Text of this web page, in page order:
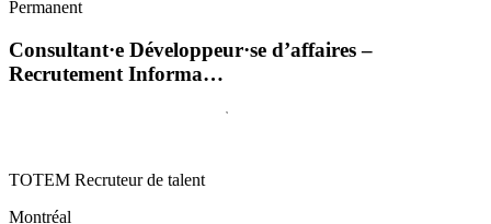
Permanent
Consultant·e Développeur·se d’affaires –
Recrutement Informa…
TOTEM Recruteur de talent
Montréal